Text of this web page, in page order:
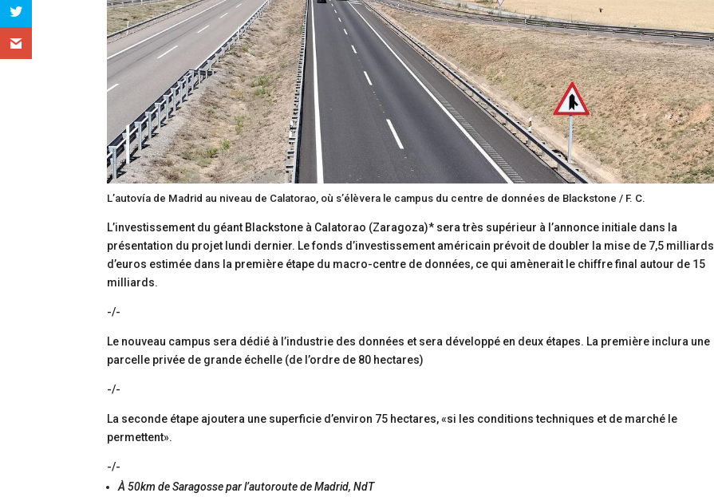
L’autovía de Madrid au niveau de Calatorao, où s’élèvera le campus du centre de données de Blackstone / F. C.
L’investissement du géant Blackstone à Calatorao (Zaragoza)* sera très supérieur à l’annonce initiale dans la
présentation du projet lundi dernier. Le fonds d’investissement américain prévoit de doubler la mise de 7,5 milliards
d’euros estimée dans la première étape du macro-centre de données, ce qui amènerait le chiffre final autour de 15
milliards.
-/-
Le nouveau campus sera dédié à l’industrie des données et sera développé en deux étapes. La première inclura une
parcelle privée de grande échelle (de l’ordre de 80 hectares)
-/-
La seconde étape ajoutera une superficie d’environ 75 hectares, «si les conditions techniques et de marché le
permettent».
-/-
À 50km de Saragosse par l’autoroute de Madrid, NdT